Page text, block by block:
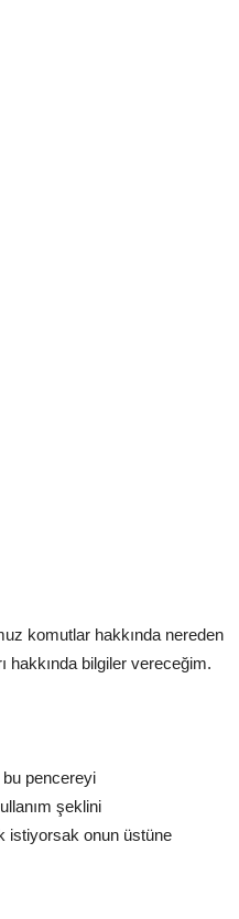
komutlar hakkında nereden
hakkında bilgiler vereceğim.
pencereyi
şeklini
istiyorsak onun üstüne